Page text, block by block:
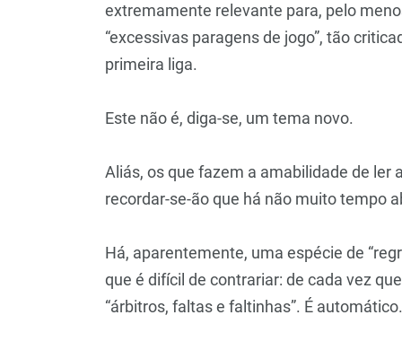
extremamente relevante para, pelo
“excessivas paragens de jogo”, tão
primeira liga.
Este não é, diga-se, um tema novo.
Aliás, os que fazem a amabilidade de ler
recordar-se-ão que há não muito tempo
Há, aparentemente, uma espécie de
que é difícil de contrariar: de cada vez
“árbitros, faltas e faltinhas”. É automático.